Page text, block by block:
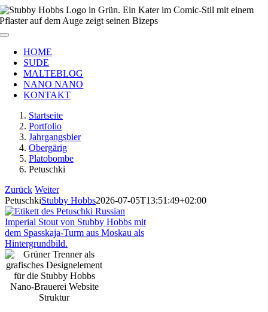
Zum
Inhalt
springen
Toggle
Navigation
HOME
SUDE
MALTEBLOG
NANO NANO
KONTAKT
Startseite
Portfolio
Jahrgangsbier
Obergärig
Platobombe
Petuschki
Zurück Weiter
PetuschkiStubby Hobbs2026-07-05T13:51:49+02:00